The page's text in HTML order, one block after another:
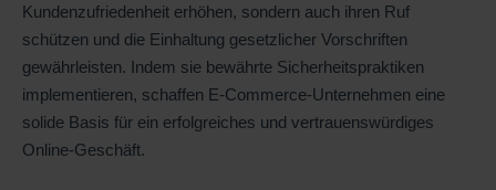
Kundenzufriedenheit erhöhen, sondern auch ihren Ruf
schützen und die Einhaltung gesetzlicher Vorschriften
gewährleisten. Indem sie bewährte Sicherheitspraktiken
implementieren, schaffen E-Commerce-Unternehmen eine
solide Basis für ein erfolgreiches und vertrauenswürdiges
Online-Geschäft.